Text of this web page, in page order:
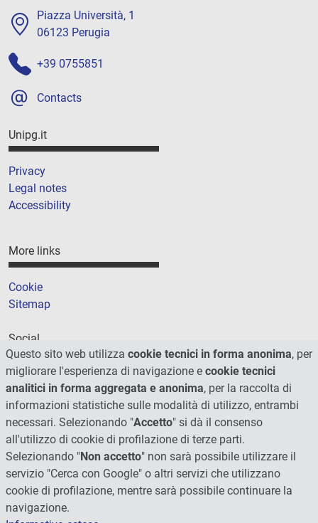
Piazza Università, 1
06123 Perugia
+39 0755851
Contacts
Unipg.it
Privacy
Legal notes
Accessibility
More links
Cookie
Sitemap
Social
Questo sito web utilizza cookie tecnici in forma anonima, per
migliorare l'esperienza di navigazione e cookie tecnici
analitici in forma aggregata e anonima, per la raccolta di
informazioni statistiche sulle modalità di utilizzo, entrambi
necessari. Selezionando "Accetto" si dà il consenso
all'utilizzo di cookie di profilazione di terze parti.
Selezionando "Non accetto" non sarà possibile utilizzare il
servizio "Cerca con Google" o altri servizi che utilizzano
cookie di profilazione, mentre sarà possibile continuare la
navigazione.